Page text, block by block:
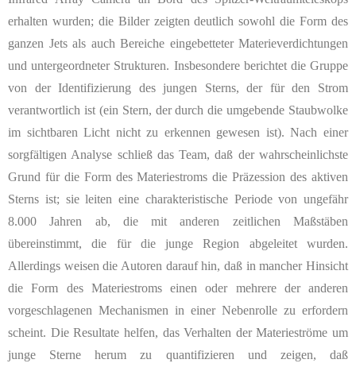
erhalten wurden; die Bilder zeigten deutlich sowohl die Form des
ganzen Jets als auch Bereiche eingebetteter Materieverdichtungen
und untergeordneter Strukturen. Insbesondere berichtet die Gruppe
von der Identifizierung des jungen Sterns, der für den Strom
verantwortlich ist (ein Stern, der durch die umgebende Staubwolke
im sichtbaren Licht nicht zu erkennen gewesen ist). Nach einer
sorgfältigen Analyse schließ das Team, daß der wahrscheinlichste
Grund für die Form des Materiestroms die Präzession des aktiven
Sterns ist; sie leiten eine charakteristische Periode von ungefähr
8.000 Jahren ab, die mit anderen zeitlichen Maßstäben
übereinstimmt, die für die junge Region abgeleitet wurden.
Allerdings weisen die Autoren darauf hin, daß in mancher Hinsicht
die Form des Materiestroms einen oder mehrere der anderen
vorgeschlagenen Mechanismen in einer Nebenrolle zu erfordern
scheint. Die Resultate helfen, das Verhalten der Materieströme um
junge Sterne herum zu quantifizieren und zeigen, daß